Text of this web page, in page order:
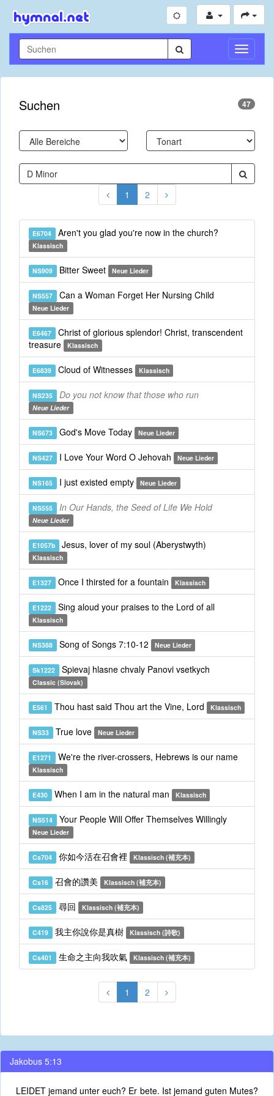
Suchen 47
1 2
E6704 Aren't you glad you're now in the church?
Klassisch
NS909 Bitter Sweet Neue Lieder
NS557 Can a Woman Forget Her Nursing Child
Neue Lieder
E6467 Christ of glorious splendor! Christ, transcendent
treasure
Klassisch
E6839 Cloud of Witnesses Klassisch
NS235 Do you not know that those who run
Neue Lieder
NS673 God's Move Today Neue Lieder
NS427 I Love Your Word O Jehovah Neue Lieder
NS165 I just existed empty Neue Lieder
NS555 In Our Hands, the Seed of Life We Hold
Neue Lieder
E1057b Jesus, lover of my soul (Aberystwyth)
Klassisch
E1327 Once I thirsted for a fountain Klassisch
E1222 Sing aloud your praises to the Lord of all
Klassisch
NS388 Song of Songs 7:10-12 Neue Lieder
Sk1222 Spievaj hlasne chvaly Panovi vsetkych
Classic (Slovak)
E561 Thou hast said Thou art the Vine, Lord Klassisch
NS33 True love Neue Lieder
E1271 We're the river-crossers, Hebrews is our name
Klassisch
E430 When I am in the natural man Klassisch
NS514 Your People Will Offer Themselves Willingly
Neue Lieder
Cs704 你如今活在召會裡 Klassisch (補充本)
Cs16 召會的讚美 Klassisch (補充本)
Cs825 尋回 Klassisch (補充本)
C419 我主你說你是真樹 Klassisch (詩歌)
Cs401 生命之主向我吹氣 Klassisch (補充本)
1 2
Jakobus 5:13
LEIDET jemand unter euch? Er bete. Ist jemand guten Mutes?